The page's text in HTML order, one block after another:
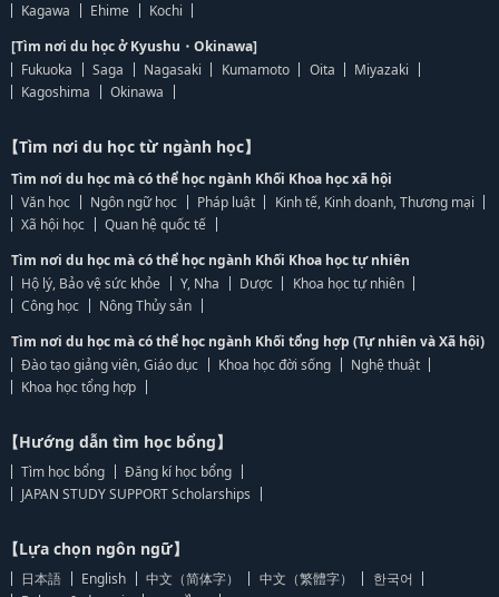
Kagawa
Ehime
Kochi
[Tìm nơi du học ở Kyushu・Okinawa]
Fukuoka
Saga Nagasaki Kumamoto Oita
Miyazaki
Kagoshima
Okinawa
【Tìm nơi du học từ ngành học】
Tìm nơi du học mà có thể học ngành Khối Khoa học xã hội
Văn học
Ngôn ngữ học Pháp luật
Kinh tế, Kinh doanh, Thương mại
Xã hội học
Quan hệ quốc tế
Tìm nơi du học mà có thể học ngành Khối Khoa học tự nhiên
Hộ lý, Bảo vệ sức khỏe
Y, Nha Dược
Khoa học tự nhiên
Công học
Nông Thủy sản
Tìm nơi du học mà có thể học ngành Khối tổng hợp (Tự nhiên và Xã hội)
Đào tạo giảng viên, Giáo dục
Khoa học đời sống
Nghệ thuật
Khoa học tổng hợp
【Hướng dẫn tìm học bổng】
Tìm học bổng
Đăng kí học bổng
JAPAN STUDY SUPPORT Scholarships
【Lựa chọn ngôn ngữ】
日本語 English 中文（简体字） 中文（繁體字）
한국어